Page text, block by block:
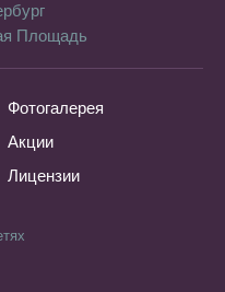
Площадь
Фотогалерея
Акции
Лицензии